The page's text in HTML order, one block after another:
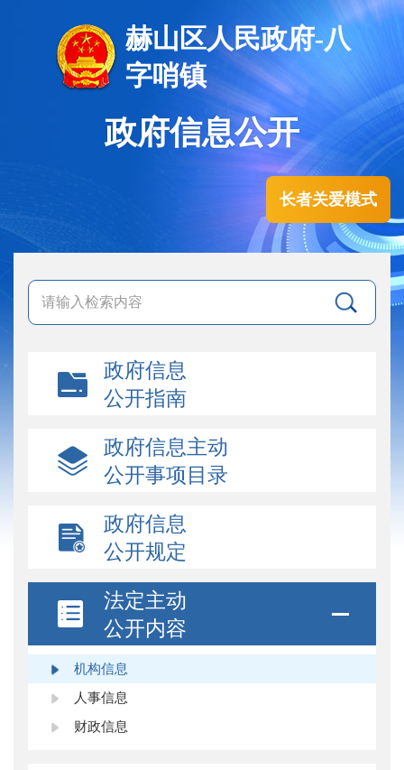
赫山区人民政府-八
字哨镇
政府信息公开
长者关爱模式
政府信息
公开指南
政府信息主动
公开事项目录
政府信息
公开规定
法定主动
公开内容
机构信息
人事信息
财政信息